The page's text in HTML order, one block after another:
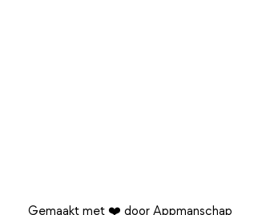
Gemaakt met ❤️ door Appmanschap